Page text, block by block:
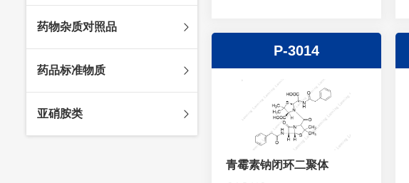
头孢他啶杂质
头孢米诺杂质
头孢吡肟杂质
替卡西林杂质
阿洛西林杂质
美洛西林杂质
多立培南杂质
厄他培南杂质
多尼培南杂质
利福平杂质
苄丝肼杂质
药物杂质对照品
杂质对照品
药品标准物质
亚硝胺类
P-3014
青霉素钠闭环二聚体